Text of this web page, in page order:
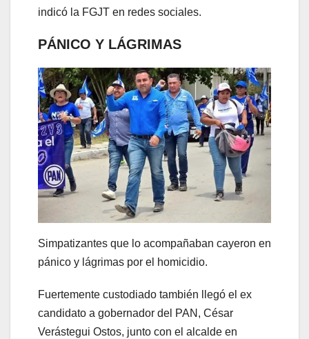
indicó la FGJT en redes sociales.
PÁNICO Y LÁGRIMAS
Simpatizantes que lo acompañaban cayeron en
pánico y lágrimas por el homicidio.
Fuertemente custodiado también llegó el ex
candidato a gobernador del PAN, César
Verástegui Ostos, junto con el alcalde en